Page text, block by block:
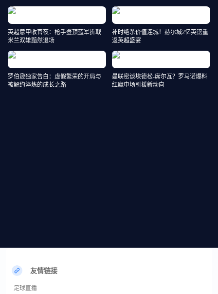
英超意甲收官夜：枪手登顶蓝军折戟
米兰双雄黯然退场
补时绝杀价值连城！赫尔城2亿英镑重
返英超盛宴
罗伯逊独家告白：虚假繁荣的开局与
被解约淬炼的成长之路
曼联密谈埃德松-席尔瓦？罗马诺爆料
红魔中场引援新动向
友情链接
足球直播